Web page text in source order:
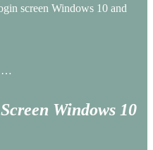
screen Windows 10 and
…
Windows 10